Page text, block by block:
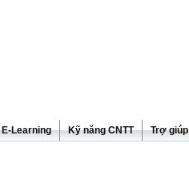
E-Learning Kỹ năng CNTT Trợ giúp